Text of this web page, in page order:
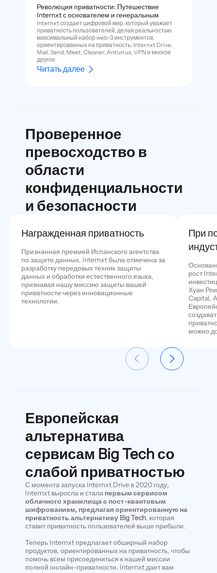
Революция приватности: Путешествие
Internxt с основателем и генеральным
Internxt создает цифровой мир, который уважает
приватность пользователей, делая реальностью
максимальный набор web-3 инструментов,
ориентированных на приватность. Internxt Drive,
Mail, Send, Meet, Cleaner, Antivirus, VPN и многое
другое.
Читать далее
Проверенное
превосходство в
области
конфиденциальности
и безопасности
Награжденная приватность
Признанная премией Испанского агентства
по защите данных, Internxt была отмечена за
разработку передовых техник защиты
данных и обработки естественного языка,
признавая нашу миссию защиты вашей
приватности через инновационные
технологии.
При
рост
Хуан
Capital,
можно
Европейская
альтернатива
сервисам Big Tech со
слабой приватностью
С момента запуска Internxt Drive в 2020 году,
Internxt выросла и стала первым сервисом
облачного хранилища с пост-квантовым
шифрованием, предлагая ориентированную на
приватность альтернативу Big Tech, которая
ставит приватность пользователей выше прибыли.
Теперь Internxt предлагает обширный набор
продуктов, ориентированных на приватность, чтобы
помочь всем присоединиться к нашей миссии
полной онлайн-приватности. Internxt дает вам